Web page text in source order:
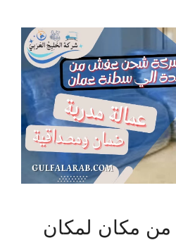
من مكان لمكان